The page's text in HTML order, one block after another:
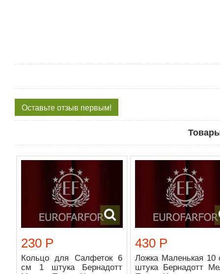
Оставьте отзыв первым!
230 Р
Кольцо для Салфеток 6
см 1 штука Бернадотт
430 Р
Ложка Маленькая 10
штука Бернадотт